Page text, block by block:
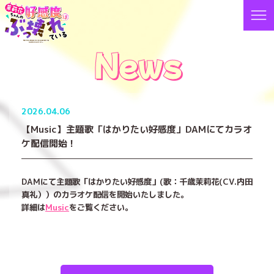
News
2026.04.06
【Music】主題歌「はかりたい好感度」DAMにてカラオ
ケ配信開始！
DAMにて主題歌「はかりたい好感度」(歌：千歳茉莉花(CV.内田
真礼））のカラオケ配信を開始いたしました。
詳細はMusicをご覧ください。